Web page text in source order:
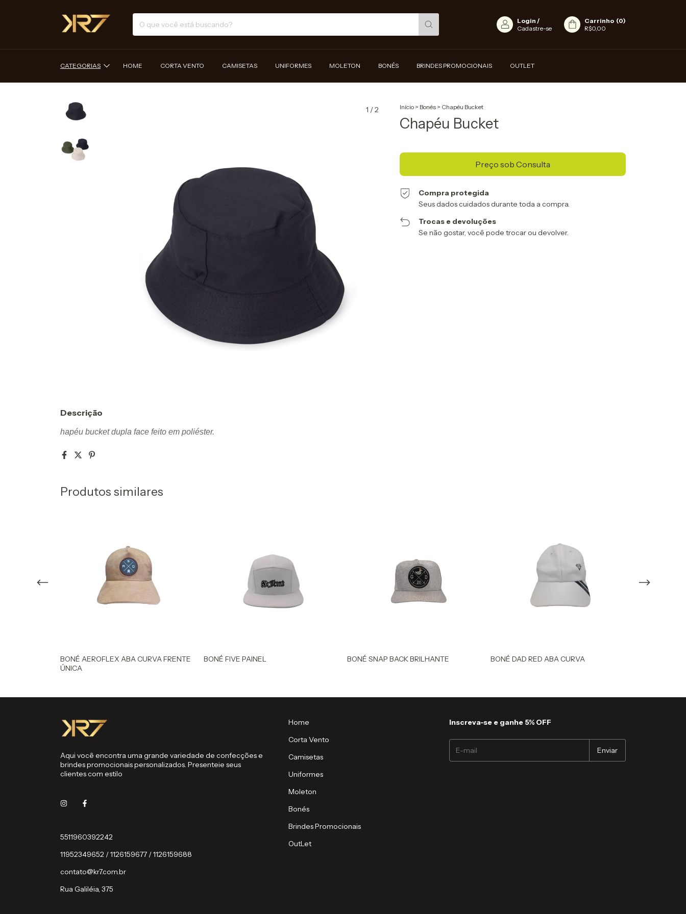
Login /
Cadastre-se
Carrinho (0)
R$0,00
CATEGORIAS HOME CORTA VENTO CAMISETAS UNIFORMES MOLETON BONÉS BRINDES PROMOCIONAIS OUTLET
1 /2 Início > Bonés > Chapéu Bucket
Chapéu Bucket
Compra protegida
Seus dados cuidados durante toda a compra.
Trocas e devoluções
Se não gostar, você pode trocar ou devolver.
Descrição
hapéu bucket dupla face feito em poliéster.
Produtos similares
BONÉ AEROFLEX ABA CURVA FRENTE
ÚNICA
BONÉ FIVE PAINEL BONÉ SNAP BACK BRILHANTE BONÉ DAD RED ABA CURVA
Aqui você encontra uma grande variedade de confecções e
brindes promocionais personalizados. Presenteie seus
clientes com estilo
5511960392242
11952349652 / 1126159677 / 1126159688
contato@kr7.com.br
Rua Galiléia, 375
Home
Corta Vento
Camisetas
Uniformes
Moleton
Bonés
Brindes Promocionais
OutLet
Inscreva-se e ganhe 5% OFF